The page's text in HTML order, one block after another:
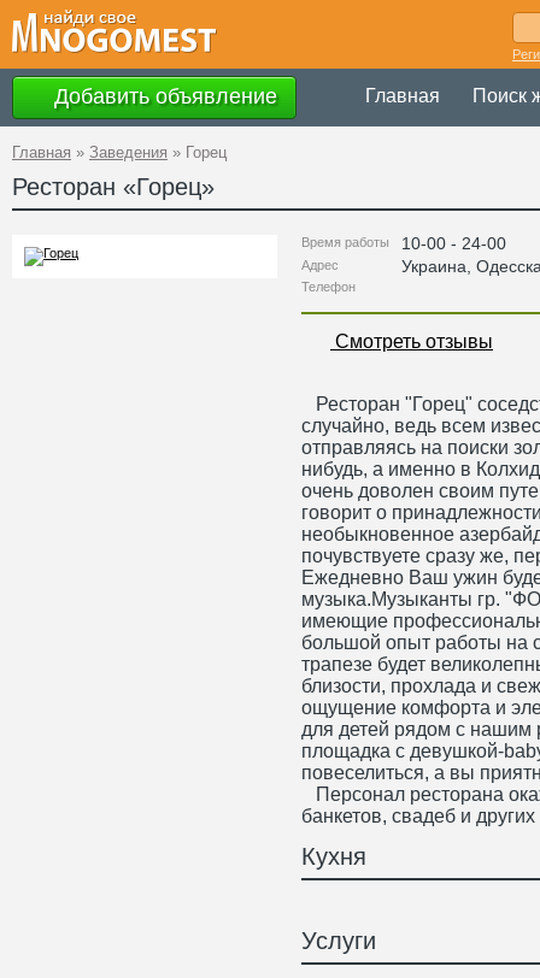
Добавить объявление Главная Поиск
Главная » Заведения » Горец
Ресторан «Горец»
Время работы 10-00 - 24-00
Адрес Украина
Телефон
Смотреть отзывы
Ресторан "Горец"
случайно, ведь всем
отправляясь на поиски
нибудь, а именно в
очень доволен своим
говорит о
необыкновенное
почувствуете сразу же,
Ежедневно Ваш ужин
музыка.Музыканты гр.
имеющие
большой опыт работы на
трапезе будет
близости, прохлада и
ощущение комфорта и
для детей рядом с нашим
площадка c девушкой-
повеселиться, а вы
Персонал ресторана
банкетов, свадеб и
Кухня
Услуги